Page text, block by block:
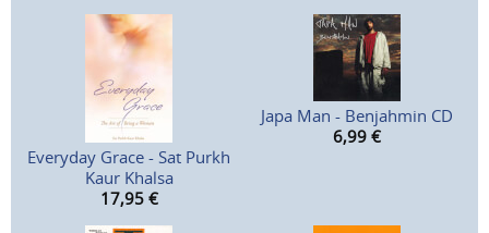
Everyday Grace - Sat Purkh
Kaur Khalsa
17,95 €
Japa Man - Benjahmin CD
6,99 €